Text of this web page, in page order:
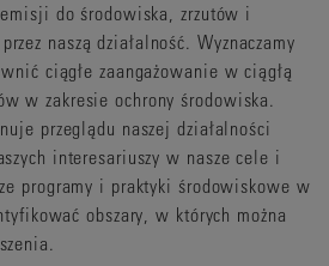
do środowiska, zrzutów i
naszą działalność. Wyznaczamy
ciągłe zaangażowanie w ciągłą
w zakresie ochrony środowiska.
przeglądu naszej działalności
interesariuszy w nasze cele i
programy i praktyki środowiskowe w
obszary, w których można